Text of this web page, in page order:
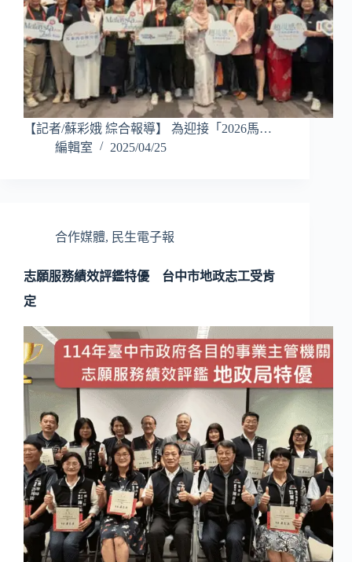
【記者/蘇彩娥 綜合報導】 為迎接「2026馬…
編輯室
2025/04/25
合作媒體, 民生電子報
志願服務績效評鑑特優 台中市地政志工受肯
定